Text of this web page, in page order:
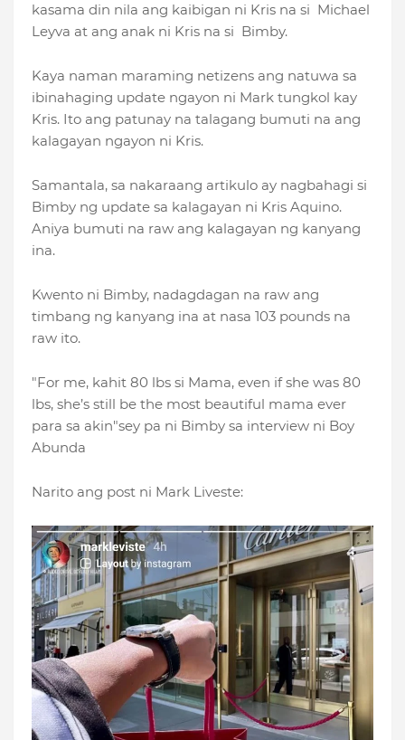
kasama din nila ang kaibigan ni Kris na si Michael
Leyva at ang anak ni Kris na si Bimby.
Kaya naman maraming netizens ang natuwa sa
ibinahaging update ngayon ni Mark tungkol kay
Kris. Ito ang patunay na talagang bumuti na ang
kalagayan ngayon ni Kris.
Samantala, sa nakaraang artikulo ay nagbahagi si
Bimby ng update sa kalagayan ni Kris Aquino.
Aniya bumuti na raw ang kalagayan ng kanyang
ina.
Kwento ni Bimby, nadagdagan na raw ang
timbang ng kanyang ina at nasa 103 pounds na
raw ito.
"For me, kahit 80 lbs si Mama, even if she was 80
lbs, she’s still be the most beautiful mama ever
para sa akin"sey pa ni Bimby sa interview ni Boy
Abunda
Narito ang post ni Mark Liveste: